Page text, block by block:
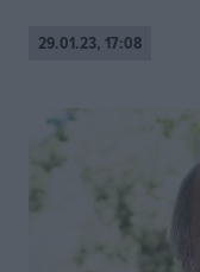
29.01.23, 17:08